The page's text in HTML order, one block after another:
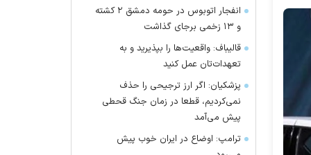
انفجار اتوبوس در حومه دمشق ۲ کشته
و ۱۳ زخمی برجای گذاشت
قالیباف: واقعیت‌ها را بپذیرید و به
تعهدات‌تان عمل کنید
پزشکیان: اگر ارز ترجیحی را حذف
نمی‌کردیم، قطعا در زمان جنگ قحطی
پیش می‌آمد
ترامپ: اوضاع در ایران خوب پیش